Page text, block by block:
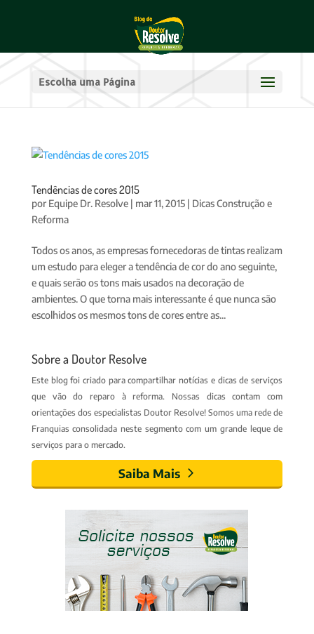
Escolha uma Página
Tendências de cores 2015
por Equipe Dr. Resolve| mar 11, 2015| Dicas Construção e
Reforma
Todos os anos, as empresas fornecedoras de tintas realizam
um estudo para eleger a tendência de cor do ano seguinte,
e quais serão os tons mais usados na decoração de
ambientes. O que torna mais interessante é que nunca são
escolhidos os mesmos tons de cores entre as...
Sobre a Doutor Resolve
Este blog foi criado para compartilhar notícias e dicas de serviços
que vão do reparo à reforma. Nossas dicas contam com
orientações dos especialistas Doutor Resolve! Somos uma rede de
Franquias consolidada neste segmento com um grande leque de
serviços para o mercado.
Saiba Mais